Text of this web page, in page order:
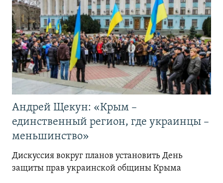
Андрей Щекун: «Крым –
единственный регион, где украинцы –
меньшинство»
Дискуссия вокруг планов установить День
защиты прав украинской общины Крыма